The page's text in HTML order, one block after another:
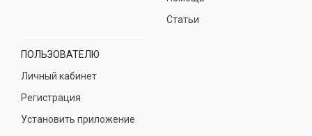
Статьи
ПОЛЬЗОВАТЕЛЮ
Личный кабинет
Регистрация
Установить приложение